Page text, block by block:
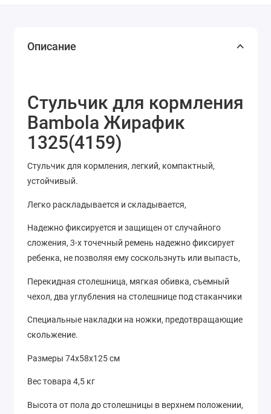
Описание
Стульчик для кормления
Bambola Жирафик
1325(4159)
Стульчик для кормления, легкий, компактный,
устойчивый.
Легко раскладывается и складывается,
Надежно фиксируется и защищен от случайного
сложения, 3-х точечный ремень надежно фиксирует
ребенка, не позволяя ему соскользнуть или выпасть,
Перекидная столешница, мягкая обивка, съемный
чехол, два углубления на столешнице под стаканчики
Специальные накладки на ножки, предотвращающие
скольжение.
Размеры 74х58х125 см
Вес товара 4,5 кг
Высота от пола до столешницы в верхнем положении,